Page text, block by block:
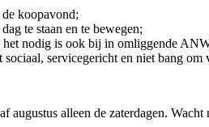
koopavond;
te staan en te bewegen;
het nodig is ook bij in omliggende
servicegericht en niet bang om
augustus alleen de zaterdagen.